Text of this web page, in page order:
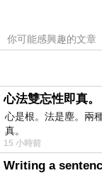
夢見腳踏車是
夢到你的腳踏車
理事情時，會受
經壞到無法使用
你可能感興趣的文章
心法雙忘性即真。
心是根。法是塵。兩
真。
15 小時前
Writing a